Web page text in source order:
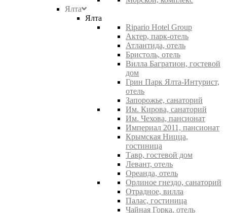
Ялта
Ялта
Ripario Hotel Group
Актер, парк-отель
Атлантида, отель
Бристоль, отель
Вилла Багратион, гостевой
дом
Грин Парк Ялта-Интурист,
отель
Запорожье, санаторий
Им. Кирова, санаторий
Им. Чехова, пансионат
Империал 2011, пансионат
Крымская Ницца,
гостиница
Тавр, гостевой дом
Левант, отель
Ореанда, отель
Орлиное гнездо, санаторий
Отрадное, вилла
Палас, гостиница
Чайная Горка, отель